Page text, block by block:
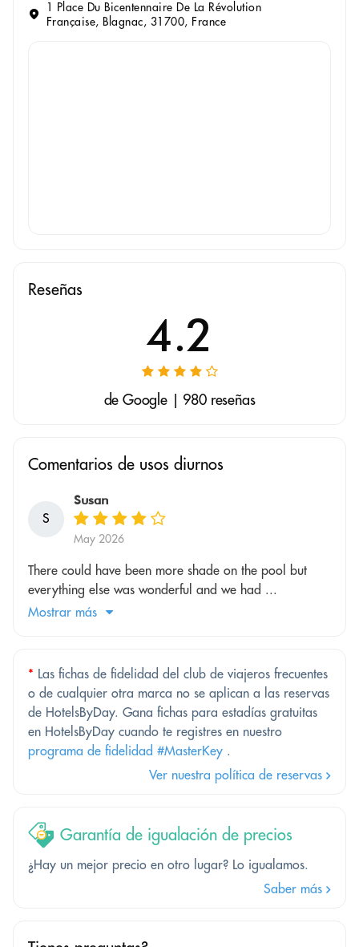
1 Place Du Bicentennaire De La Révolution
Française, Blagnac, 31700, France
Reseñas
4.2
de Google | 980 reseñas
Comentarios de usos diurnos
S
Susan
May 2026
There could have been more shade on the pool but
everything else was wonderful and we had ...
Mostrar más
* Las fichas de fidelidad del club de viajeros frecuentes
o de cualquier otra marca no se aplican a las reservas
de HotelsByDay. Gana fichas para estadías gratuitas
en HotelsByDay cuando te registres en nuestro
programa de fidelidad #MasterKey .
Ver nuestra política de reservas
Garantía de igualación de precios
¿Hay un mejor precio en otro lugar? Lo igualamos.
Saber más